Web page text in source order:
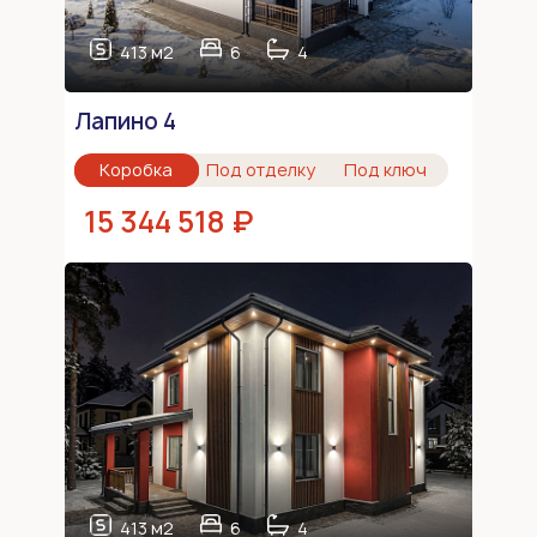
413 м2 6 4
Лапино 4
Коробка Под отделку Под ключ
15 344 518 ₽
413 м2 6 4